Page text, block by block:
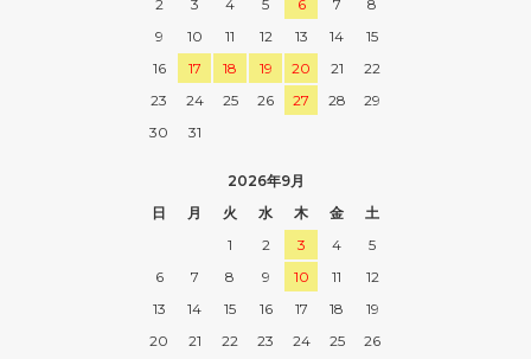
2
3 4 5 6 7
8
9
10 11 12 13 14
15
16
17 18 19 20 21
22
23
24 25 26 27 28
29
30
31
2026年9月
日
月 火 水 木 金
土
1
2 3 4
5
6
7 8 9 10 11
12
13
14 15 16 17 18
19
20
21 22 23 24 25
26